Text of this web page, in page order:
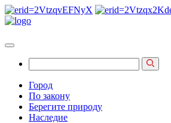
Город
По закону
Берегите природу
Наследие